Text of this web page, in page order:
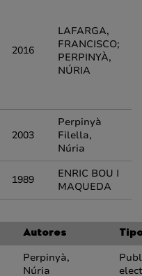
2016
LAFARGA,
FRANCISCO;
PERPINYÀ,
NÚRIA
2003
Perpinyà
Filella,
Núria
1989
ENRIC BOU I
MAQUEDA
Autores
Perpinyà,
Núria